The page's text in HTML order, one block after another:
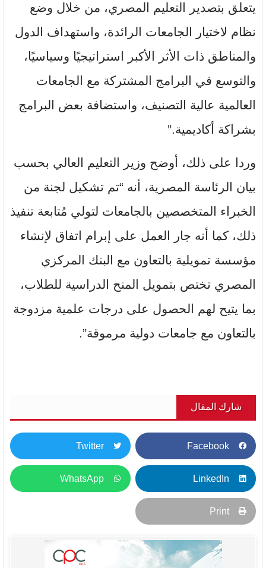
يتعلق بتصدير التعليم المصري، من خلال وضع
نظام لاختيار الجامعات الرائدة، واستهداف الدول
والمناطق ذات الأثر الأكبر استراتيجيًا وسياسيًا،
والتوسع في البرامج المشتركة مع الجامعات
العالمية عالية التصنيف، واستضافة بعض البرامج
بشراكة أكاديمية.”
وردا على ذلك، أوضح وزير التعليم العالي بحسب
بيان الرئاسة المصرية، أنه “تم تشكيل لجنة من
الخبراء المتخصصين بالجامعات لتولي مُتابعة تنفيذ
ذلك، كما أنه جار العمل على إبرام اتفاق لإنشاء
مؤسسة تمويلية بالتعاون مع البنك المركزي
المصري تختص بتمويل المنح الدراسية للطلاب،
بما يتيح لهم الحصول على درجات علمية مزدوجة
بالتعاون مع جامعات دولية مرموقة”.
شارك المقال
Facebook
Twitter
LinkedIn
WhatsApp
Print